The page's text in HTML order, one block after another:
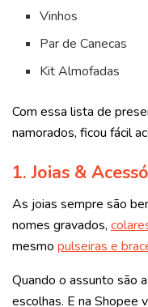
Vinhos
Par de Canecas
Kit Almofadas
Com essa lista de
namorados, ficou fácil
1. Joias &
As joias sempre são
nomes gravados,
mesmo pulseiras e
Quando o assunto são
escolhas. E na Shopee